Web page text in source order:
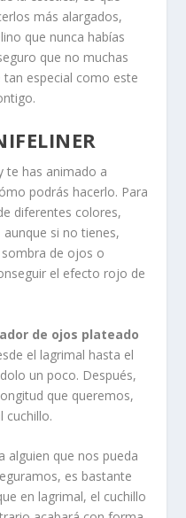
más alargados,
que nunca habías
que no muchas
especial como este
te has animado a
podrás hacerlo. Para
diferentes colores,
si no tienes,
de ojos o
el efecto rojo de
de ojos plateado
el lagrimal hasta el
un poco. Después,
que queremos,
cuchillo.
alguien que nos pueda
es bastante
en lagrimal, el cuchillo